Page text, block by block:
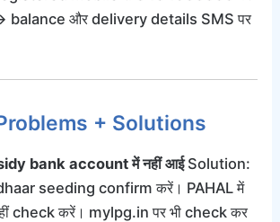
balance और delivery details SMS पर
+ Solutions
bank account में नहीं आईSolution:
seeding confirm करें। PAHAL में
check करें। mylpg.in पर भी check कर